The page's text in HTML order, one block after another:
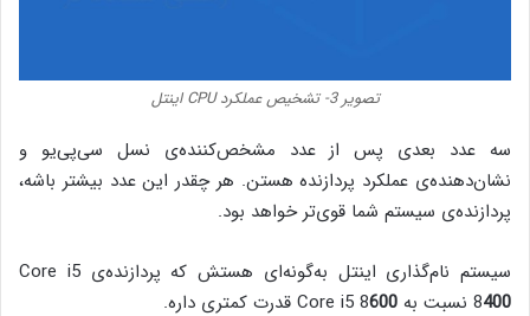
تصویر 3- تشخیص عملکرد CPU اینتل
سه عدد بعدی پس از عدد مشخص‌کننده‌ی نسل سی‌پی‌یو و
نشان‌دهنده‌ی عملکرد پردازنده هستن. هر چقدر این عدد بیشتر باشه،
پردازنده‌ی سیستم شما قوی‌تر خواهد بود.
سیستم نام‌گذاری اینتل به‌گونه‌ای هستش که پردازنده‌ی Core i5
8400 نسبت به Core i5 8 600 قدرت کمتری داره.